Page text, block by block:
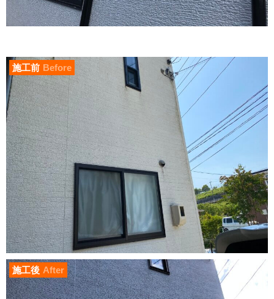
施工前 Before
施工後 After